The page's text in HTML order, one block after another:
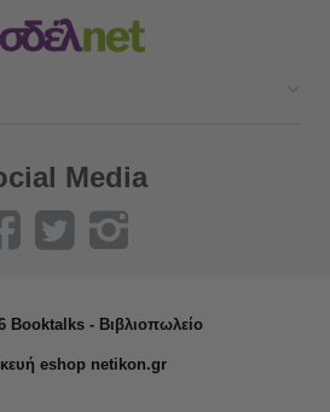
Media
Booktalks - Βιβλιοπωλείο
eshop netikon.gr